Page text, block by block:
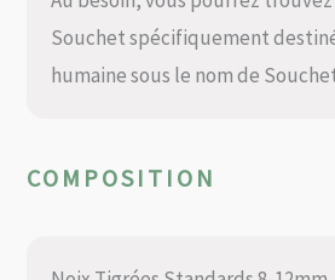
Souchet spécifiquement
humaine sous le nom de
COMPOSITION